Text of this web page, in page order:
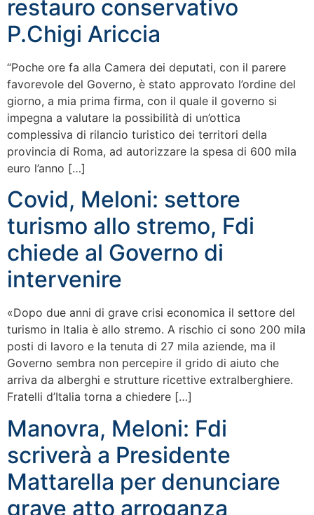
restauro conservativo
P.Chigi Ariccia
“Poche ore fa alla Camera dei deputati, con il parere
favorevole del Governo, è stato approvato l’ordine del
giorno, a mia prima firma, con il quale il governo si
impegna a valutare la possibilità di un’ottica
complessiva di rilancio turistico dei territori della
provincia di Roma, ad autorizzare la spesa di 600 mila
euro l’anno […]
Covid, Meloni: settore
turismo allo stremo, Fdi
chiede al Governo di
intervenire
«Dopo due anni di grave crisi economica il settore del
turismo in Italia è allo stremo. A rischio ci sono 200 mila
posti di lavoro e la tenuta di 27 mila aziende, ma il
Governo sembra non percepire il grido di aiuto che
arriva da alberghi e strutture ricettive extralberghiere.
Fratelli d’Italia torna a chiedere […]
Manovra, Meloni: Fdi
scriverà a Presidente
Mattarella per denunciare
grave atto arroganza